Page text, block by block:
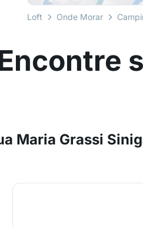
Loft Onde Morar
Maria Grassi